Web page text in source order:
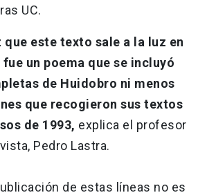
launch
UC.
que este texto sale a la luz en
un poema que se incluyó
de Huidobro ni menos
que recogieron sus textos
de 1993, explica el profesor
Pedro Lastra.
de estas líneas no es